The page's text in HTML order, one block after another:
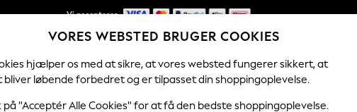
Vi accepterer
NYE nemme returneringer*
KVINDER MÆND TIL BOLIGEN
VORES WEBSTED BRUGER COOKIES
hjælper os med at sikre, at vores websted fungerer sikkert, at
bliver løbende forbedret og er tilpasset din shoppingoplevelse.
på "Acceptér Alle Cookies" for at få den bedste shoppingoplevelse.